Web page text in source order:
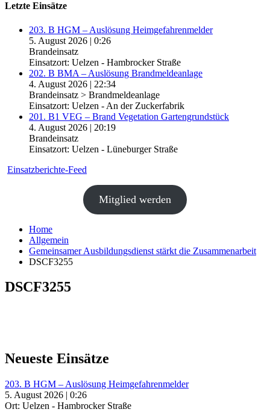
Letzte Einsätze
203. B HGM – Auslösung Heimgefahrenmelder
5. August 2026 | 0:26
Brandeinsatz
Einsatzort: Uelzen - Hambrocker Straße
202. B BMA – Auslösung Brandmeldeanlage
4. August 2026 | 22:34
Brandeinsatz > Brandmeldeanlage
Einsatzort: Uelzen - An der Zuckerfabrik
201. B1 VEG – Brand Vegetation Gartengrundstück
4. August 2026 | 20:19
Brandeinsatz
Einsatzort: Uelzen - Lüneburger Straße
Einsatzberichte-Feed
Mitglied werden
Home
Allgemein
Gemeinsamer Ausbildungsdienst stärkt die Zusammenarbeit
DSCF3255
DSCF3255
Neueste Einsätze
203. B HGM – Auslösung Heimgefahrenmelder
5. August 2026 | 0:26
Ort: Uelzen - Hambrocker Straße